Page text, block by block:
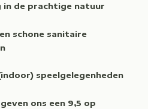
in de prachtige natuur
schone sanitaire
speelgelegenheden
ons een 9,5 op